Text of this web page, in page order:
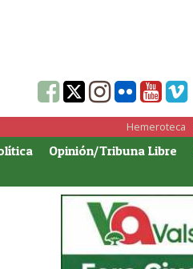
Hemeroteca
Opinión/Tribuna Libre